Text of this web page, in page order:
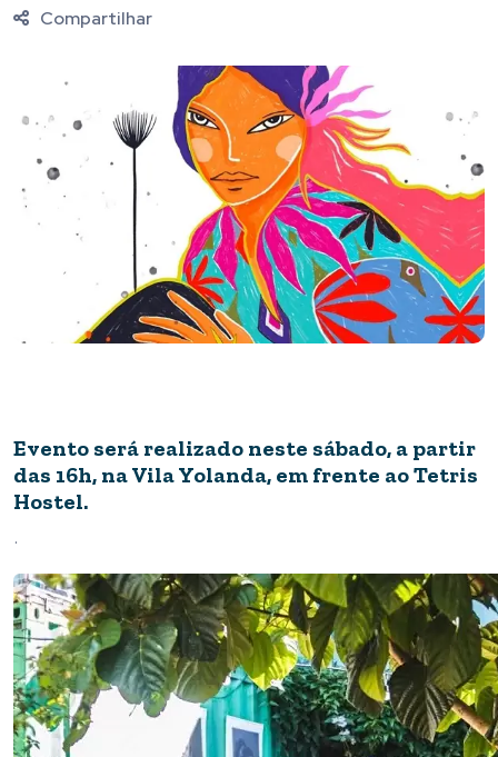
Compartilhar
Evento será realizado neste sábado, a partir
das 16h, na Vila Yolanda, em frente ao Tetris
Hostel.
.